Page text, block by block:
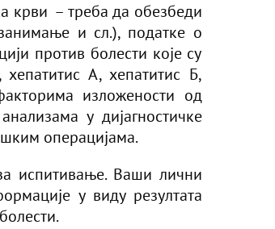
крви – треба да обезбеди
и сл.), податке о
против болести које су
А, хепатитис Б,
изложености од
у дијагностичке
операцијама.
испитивање. Ваши лични
у виду резултата